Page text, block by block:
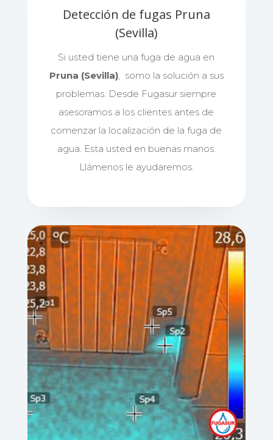
Detección de fugas Pruna
(Sevilla)
Si usted tiene una fuga de agua en
Pruna (Sevilla), somo la solución a sus
problemas. Desde Fugasur siempre
asesoramos a los clientes antes de
comenzar la localización de la fuga de
agua. Esta usted en buenas manos.
Llámenos le ayudaremos.